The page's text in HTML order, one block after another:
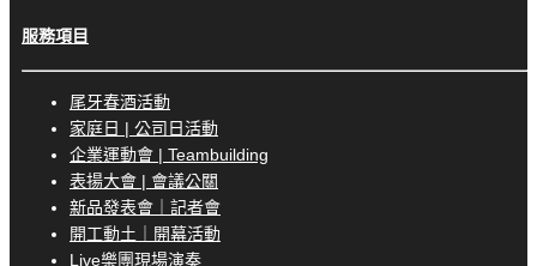
服務項目
尾牙春酒活動
家庭日 | 公司日活動
企業運動會 | Teambuilding
表揚大會 | 會議公關
新品發表會｜記者會
開工動土｜開幕活動
Live樂團現場演奏